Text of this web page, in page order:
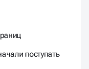
поступать